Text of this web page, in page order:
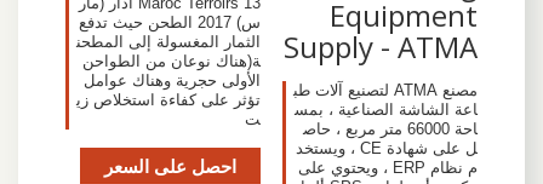
Equipment
Supply - ATMA
مصنع ATMA لتصنيع آلات طب
اعة الشاشة الصناعية ، بمس
احة 66000 متر مربع ، حاص
ل على شهادة CE ، ويستخد
م نظام ERP ، ويحتوي على
س) 2017 الطحن حيث تدفع
الثمار المغسولة إلى المطحن
ة(هناك نوعان من الطواحن
الأولى حجرية وهناك عوامل
تؤثر على كفاءة استخلاص زي
ت
احصل على السعر